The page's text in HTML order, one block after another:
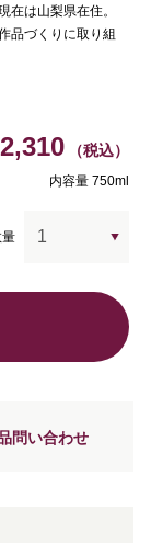
在は山梨県在住。
品づくりに取り組
（税込）
内容量 750ml
問い合わせ